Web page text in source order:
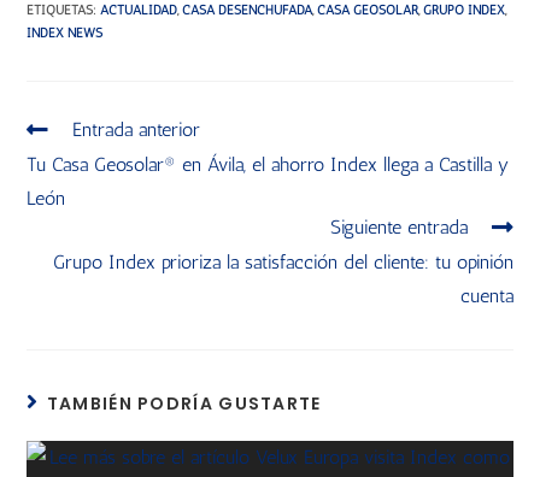
ETIQUETAS:ACTUALIDAD, CASA DESENCHUFADA, CASA GEOSOLAR, GRUPO INDEX,
INDEX NEWS
Entrada anterior
Tu Casa Geosolar® en Ávila, el ahorro Index llega a Castilla y
León
Siguiente entrada
Grupo Index prioriza la satisfacción del cliente: tu opinión
cuenta
TAMBIÉN PODRÍA GUSTARTE